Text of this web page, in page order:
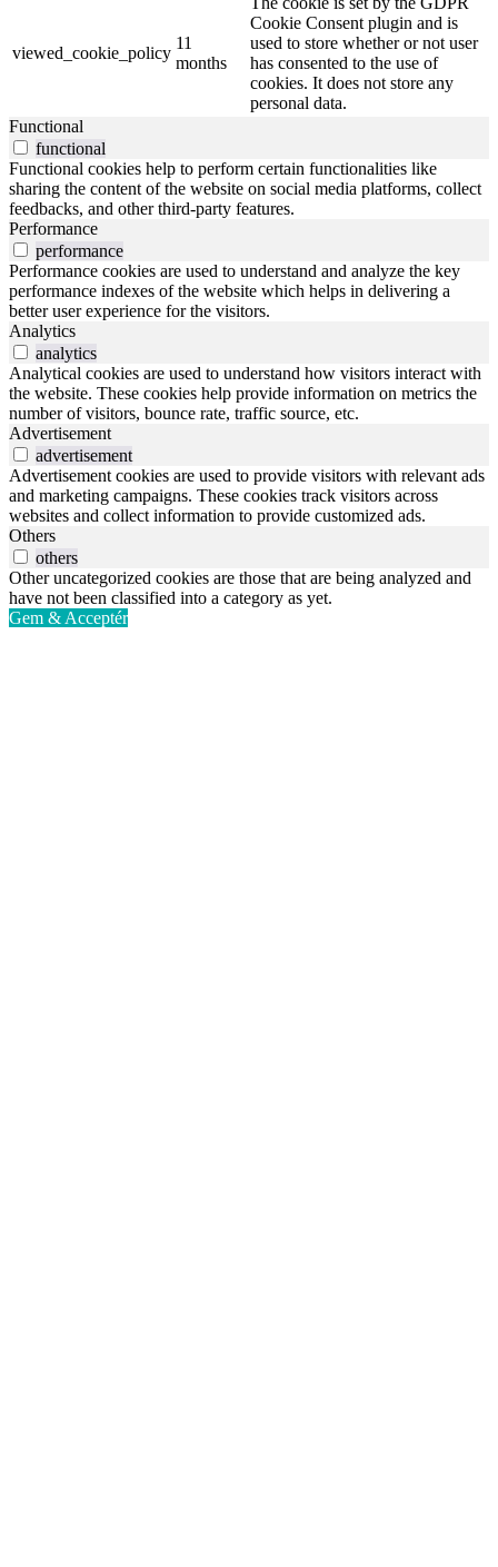
viewed_cookie_policy
11
months
Cookie Consent plugin and is
used to store whether or not user
has consented to the use of
cookies. It does not store any
personal data.
Functional
functional
Functional cookies help to perform certain functionalities like
sharing the content of the website on social media platforms, collect
feedbacks, and other third-party features.
Performance
performance
Performance cookies are used to understand and analyze the key
performance indexes of the website which helps in delivering a
better user experience for the visitors.
Analytics
analytics
Analytical cookies are used to understand how visitors interact with
the website. These cookies help provide information on metrics the
number of visitors, bounce rate, traffic source, etc.
Advertisement
advertisement
Advertisement cookies are used to provide visitors with relevant ads
and marketing campaigns. These cookies track visitors across
websites and collect information to provide customized ads.
Others
others
Other uncategorized cookies are those that are being analyzed and
have not been classified into a category as yet.
Gem & Acceptér